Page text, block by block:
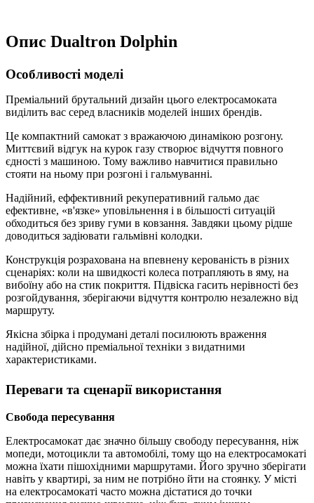
Опис Dualtron Dolphin
Особливості моделі
Преміальний брутальний дизайн цього електросамоката
виділить вас серед власників моделей інших брендів.
Це компактний самокат з вражаючою динамікою розгону.
Миттєвий відгук на курок газу створює відчуття повного
єдності з машиною. Тому важливо навчитися правильно
стояти на ньому при розгоні і гальмуванні.
Надійний, еффективний рекуперативний гальмо дає
ефективне, «в'язке» уповільнення і в більшості ситуацій
обходиться без зриву гуми в ковзання. Завдяки цьому рідше
доводиться задіювати гальмівні колодки.
Конструкція розрахована на впевнену керованість в різних
сценаріях: коли на швидкості колеса потрапляють в яму, на
вибоїну або на стик покриття. Підвіска гасить нерівності без
розгойдування, зберігаючи відчуття контролю незалежно від
маршруту.
Якісна збірка і продумані деталі посилюють враження
надійної, дійсно преміальної техніки з видатними
характеристиками.
Переваги та сценарії використання
Свобода пересування
Електросамокат дає значно більшу свободу пересування, ніж
мопеди, мотоцикли та автомобілі, тому що на електросамокаті
можна їхати пішохідними маршрутами. Його зручно зберігати
навіть у квартирі, за ним не потрібно йти на стоянку. У місті
на електросамокаті часто можна дістатися до точки